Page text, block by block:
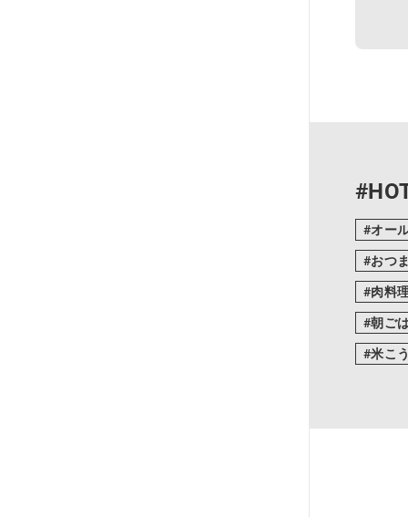
オー
おつ
肉料
朝ご
米こ